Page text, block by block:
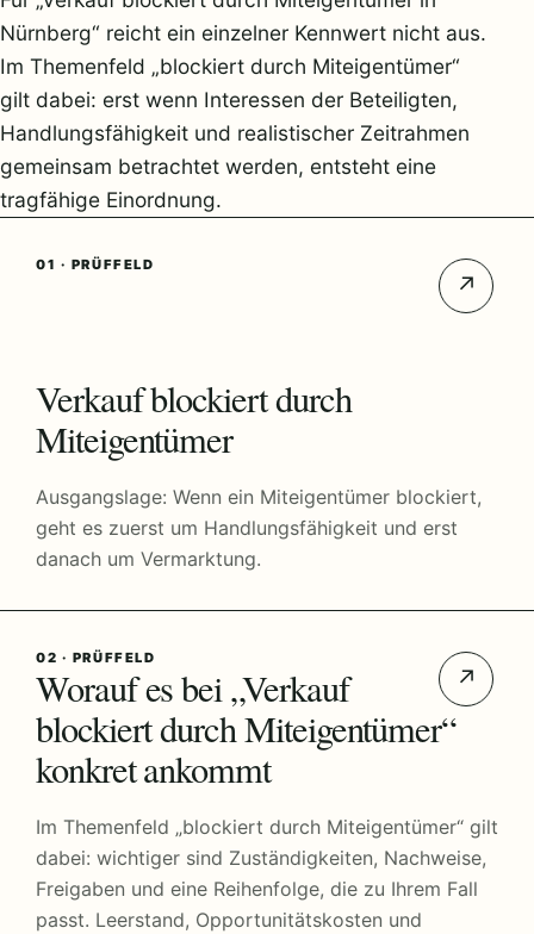
Nürnberg“ reicht ein einzelner Kennwert nicht aus.
Im Themenfeld „blockiert durch Miteigentümer“
gilt dabei: erst wenn Interessen der Beteiligten,
Handlungsfähigkeit und realistischer Zeitrahmen
gemeinsam betrachtet werden, entsteht eine
tragfähige Einordnung.
01 · PRÜFFELD
↗
Verkauf blockiert durch
Miteigentümer
Ausgangslage: Wenn ein Miteigentümer blockiert,
geht es zuerst um Handlungsfähigkeit und erst
danach um Vermarktung.
02 · PRÜFFELD
↗
Worauf es bei „Verkauf
blockiert durch Miteigentümer“
konkret ankommt
Im Themenfeld „blockiert durch Miteigentümer“ gilt
dabei: wichtiger sind Zuständigkeiten, Nachweise,
Freigaben und eine Reihenfolge, die zu Ihrem Fall
passt. Leerstand, Opportunitätskosten und